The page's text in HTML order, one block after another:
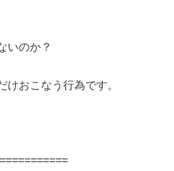
いのか？
けおこなう行為です。